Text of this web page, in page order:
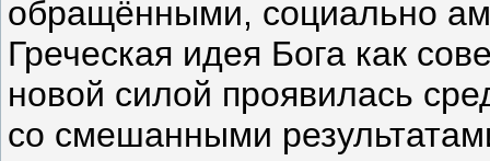
обращёнными, социально
Греческая идея Бога как
новой силой проявилась
со смешанными